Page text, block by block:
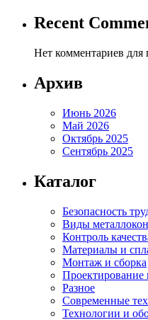
Recent
Нет комментариев для
Архив
Июнь 2026
Май 2026
Октябрь 2025
Сентябрь 2025
Каталог
Безопасность
Виды
Контроль
Материалы и
Монтаж и сборка
Проектирование
Разное
Современные
Технологии и